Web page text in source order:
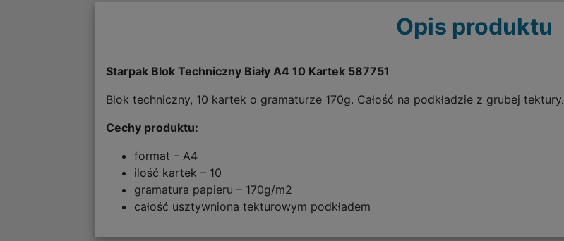
Opis produktu
Starpak Blok Techniczny Biały A4 10 Kartek 587751
Blok techniczny, 10 kartek o gramaturze 170g. Całość na podkładzie z grubej tektury.
Cechy produktu:
format – A4
ilość kartek – 10
gramatura papieru – 170g/m2
całość usztywniona tekturowym podkładem